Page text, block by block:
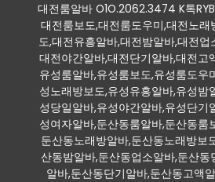
대전룸알바 O1O.2062.3474 K톡
대전룸보도,대전룸도우미,대전노래
도,대전유흥알바,대전밤알바,대전
대전야간알바,대전단기알바,대전고
유성룸알바,유성룸보도,유성룸도우
성노래방보도,유성유흥알바,유성밤
성당일알바,유성야간알바,유성단기
성여자알바,둔산동룸알바,둔산동룸
둔산동노래방알바,둔산동노래방보
산동밤알바,둔산동업소알바,둔산동
알바,둔산동단기알바,둔산동고액